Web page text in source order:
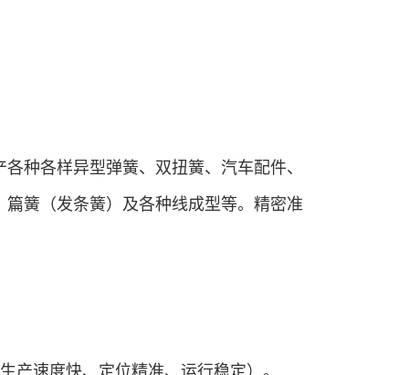
种各样异型弹簧、双扭簧、汽车配件、
簧（发条簧）及各种线成型等。精密准
产速度快、定位精准、运行稳定）。